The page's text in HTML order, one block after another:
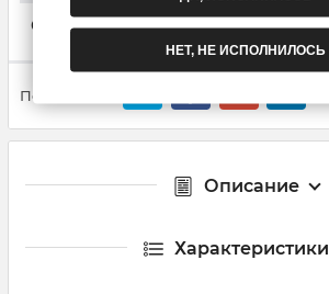
Способы оплаты
Поделиться:
Описание
Характеристики
НЕТ, НЕ ИСПОЛНИЛОСЬ